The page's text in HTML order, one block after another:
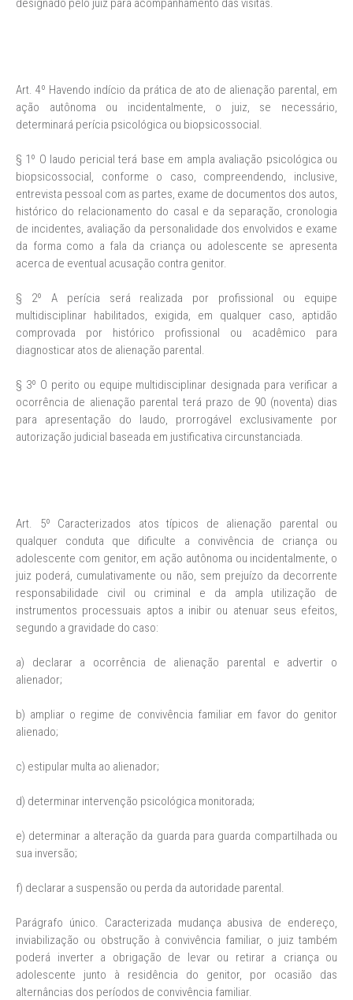
designado pelo juiz para acompanhamento das visitas.
Art. 4º Havendo indício da prática de ato de alienação parental, em
ação autônoma ou incidentalmente, o juiz, se necessário,
determinará perícia psicológica ou biopsicossocial.
§ 1º O laudo pericial terá base em ampla avaliação psicológica ou
biopsicossocial, conforme o caso, compreendendo, inclusive,
entrevista pessoal com as partes, exame de documentos dos autos,
histórico do relacionamento do casal e da separação, cronologia
de incidentes, avaliação da personalidade dos envolvidos e exame
da forma como a fala da criança ou adolescente se apresenta
acerca de eventual acusação contra genitor.
§ 2º A perícia será realizada por profissional ou equipe
multidisciplinar habilitados, exigida, em qualquer caso, aptidão
comprovada por histórico profissional ou acadêmico para
diagnosticar atos de alienação parental.
§ 3º O perito ou equipe multidisciplinar designada para verificar a
ocorrência de alienação parental terá prazo de 90 (noventa) dias
para apresentação do laudo, prorrogável exclusivamente por
autorização judicial baseada em justificativa circunstanciada.
Art. 5º Caracterizados atos típicos de alienação parental ou
qualquer conduta que dificulte a convivência de criança ou
adolescente com genitor, em ação autônoma ou incidentalmente, o
juiz poderá, cumulativamente ou não, sem prejuízo da decorrente
responsabilidade civil ou criminal e da ampla utilização de
instrumentos processuais aptos a inibir ou atenuar seus efeitos,
segundo a gravidade do caso:
a) declarar a ocorrência de alienação parental e advertir o
alienador;
b) ampliar o regime de convivência familiar em favor do genitor
alienado;
c) estipular multa ao alienador;
d) determinar intervenção psicológica monitorada;
e) determinar a alteração da guarda para guarda compartilhada ou
sua inversão;
f) declarar a suspensão ou perda da autoridade parental.
Parágrafo único. Caracterizada mudança abusiva de endereço,
inviabilização ou obstrução à convivência familiar, o juiz também
poderá inverter a obrigação de levar ou retirar a criança ou
adolescente junto à residência do genitor, por ocasião das
alternâncias dos períodos de convivência familiar.